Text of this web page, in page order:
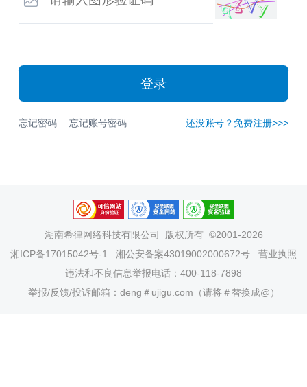
登录
忘记密码 忘记账号密码 还没账号？免费注册>>>
湖南希律网络科技有限公司
版权所有 ©2001-2026
湘ICP备17015042号-1
湘公安备案43019002000672号
营业执照
违法和不良信息举报电话：400-118-7898
举报/反馈/投诉邮箱：deng＃ujigu.com（请将＃替换成@）